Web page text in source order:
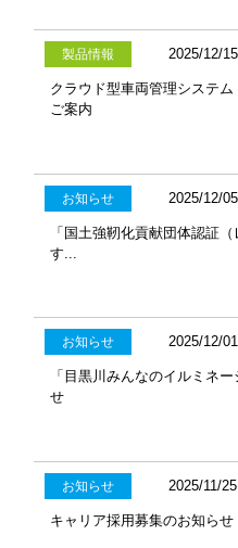
製品情報 2025/12/15
クラウド型車両管理システ
ご案内
お知らせ 2025/12/05
「国土強靭化貢献団体認証
す...
お知らせ 2025/12/01
「目黒川みんなのイルミネ
せ
お知らせ 2025/11/25
キャリア採用募集のお知らせ